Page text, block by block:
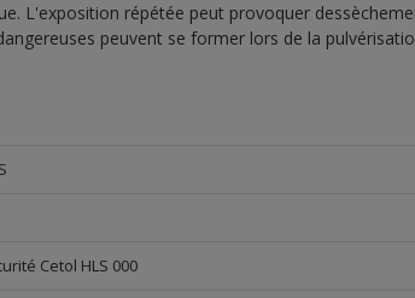
L'exposition répétée peut provoquer
peuvent se former lors de la
Cetol HLS 000